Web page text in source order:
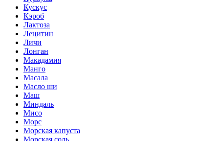
Кускус
Кэроб
Лактоза
Лецитин
Личи
Лонган
Макадамия
Манго
Масала
Масло ши
Маш
Миндаль
Мисо
Морс
Морская капуста
Морская соль